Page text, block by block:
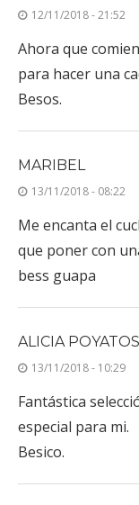
12/11/2018 - 21:52
Ahora que
para hacer una
Besos.
MARIBEL
13/11/2018 - 08:22
Me encanta el
que poner con
bess guapa
ALICIA POYATOS
13/11/2018 - 10:29
Fantástica
especial para mi.
Besico.